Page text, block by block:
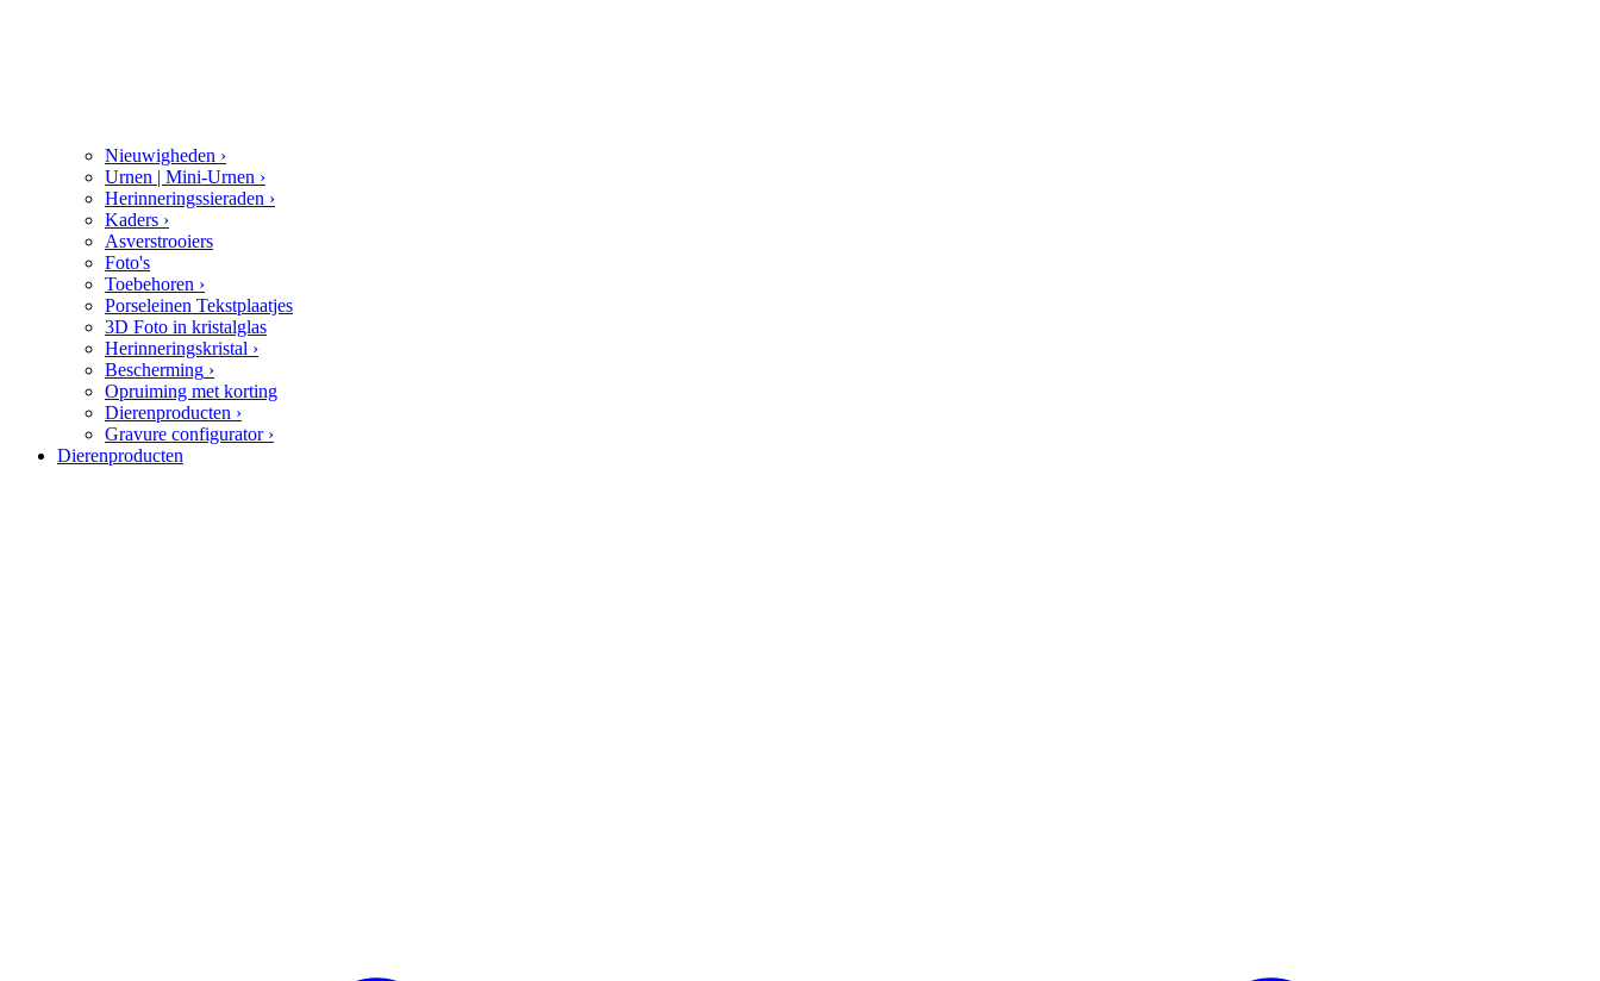
Nieuwigheden ›
Urnen | Mini-Urnen ›
Herinneringssieraden ›
Kaders ›
Asverstrooiers
Foto's
Toebehoren ›
Porseleinen Tekstplaatjes
3D Foto in kristalglas
Herinneringskristal ›
Bescherming ›
Opruiming met korting
Dierenproducten ›
Gravure configurator ›
Dierenproducten